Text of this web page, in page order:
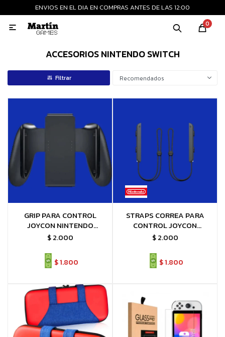
ENVIOS EN EL DIA EN COMPRAS ANTES DE LAS 12:00
0

ACCESORIOS NINTENDO SWITCH
Recomendados
GRIP PARA CONTROL
JOYCON NINTENDO
SWITCH MANDO JOYSTICK
$ 2.000
$1.800
STRAPS CORREA PARA
CONTROL JOYCON
NINTENDO SWITCH X2
$ 2.000
$1.800
MI CUENTA
Consolas nuevas
Consolas recertificadas
Juegos
Accesorios